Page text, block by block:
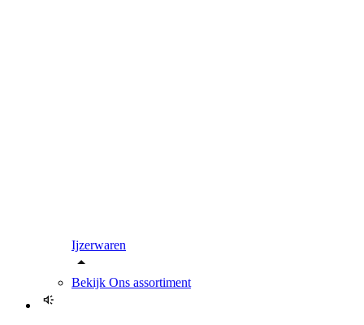
Ijzerwaren
Bekijk Ons assortiment